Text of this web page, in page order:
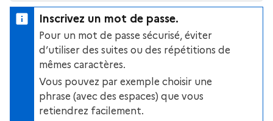
Inscrivez un mot de passe.
Pour un mot de passe sécurisé, éviter
d’utiliser des suites ou des répétitions de
mêmes caractères.
Vous pouvez par exemple choisir une
phrase (avec des espaces) que vous
retiendrez facilement.